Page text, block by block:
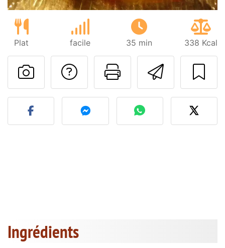
Plat facile 35 min 338 Kcal
Imprimer
Poser une
Publier votre photo de
Ingrédients